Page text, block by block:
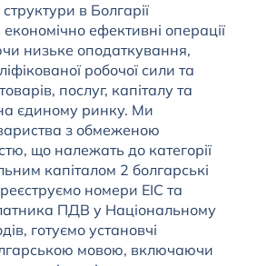
в Болгарії
ефективні операції
низьке оподаткування,
робочої сили та
послуг, капіталу та
єдиному ринку. Ми
з обмеженою
що належать до категорії
капіталом 2 болгарські
номери EIC та
ПДВ у Національному
готуємо установчі
мовою, включаючи